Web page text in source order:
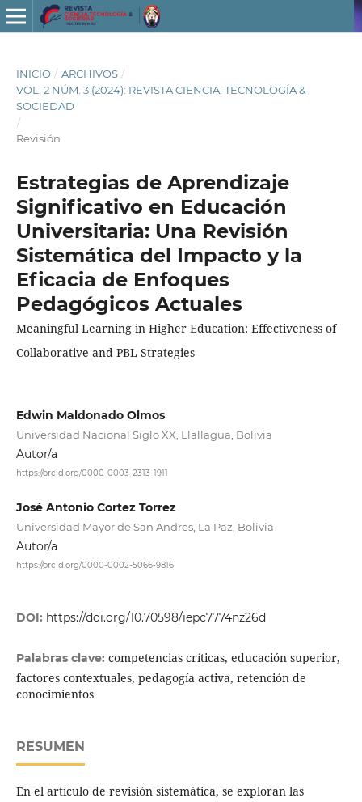
INICIO / ARCHIVOS /
VOL. 2 NÚM. 3 (2024): REVISTA CIENCIA, TECNOLOGÍA &
SOCIEDAD
/
Revisión
Estrategias de Aprendizaje
Significativo en Educación
Universitaria: Una Revisión
Sistemática del Impacto y la
Eficacia de Enfoques
Pedagógicos Actuales
Meaningful Learning in Higher Education: Effectiveness of
Collaborative and PBL Strategies
Edwin Maldonado Olmos
Universidad Nacional Siglo XX, Llallagua, Bolivia
Autor/a
https://orcid.org/0000-0003-2313-1911
José Antonio Cortez Torrez
Universidad Mayor de San Andres, La Paz, Bolivia
Autor/a
https://orcid.org/0000-0002-5066-9816
DOI: https://doi.org/10.70598/iepc7774nz26d
Palabras clave: competencias críticas, educación superior,
factores contextuales, pedagogía activa, retención de
conocimientos
RESUMEN
En el artículo de revisión sistemática, se exploran las